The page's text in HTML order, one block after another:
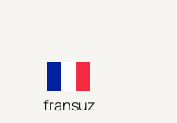
fransuz